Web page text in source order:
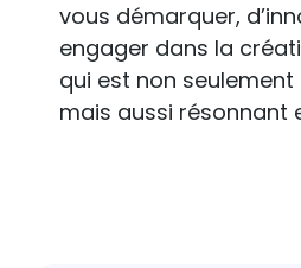
vous démarquer,
engager dans la
qui est non
mais aussi résonnant